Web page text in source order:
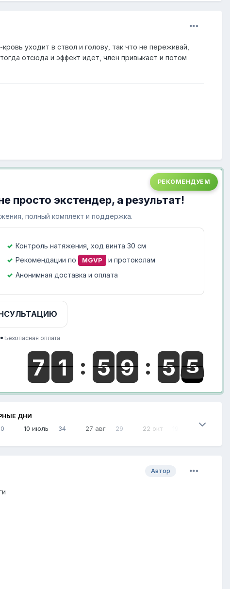
уходит в ствол и голову, так что не переживай,
отсюда и эффект идет, член привыкает и потом
РЕКОМЕНДУЕМ
просто экстендер, а результат!
полный комплект и поддержка.
Контроль натяжения, ход винта 30 см
Рекомендации по MGVP
и протоколам
Анонимная доставка и оплата
• Безопасная оплата
ДНИ
10 июль 34 27 авг 29 22 окт
Автор